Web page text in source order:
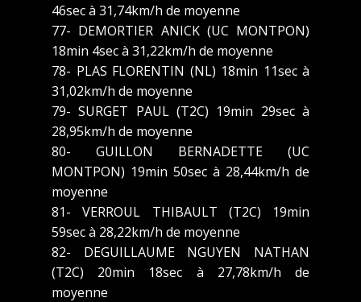
46sec à 31,74km/h de moyenne
77- DEMORTIER ANICK (UC MONTPON)
18min 4sec à 31,22km/h de moyenne
78- PLAS FLORENTIN (NL) 18min 11sec à
31,02km/h de moyenne
79- SURGET PAUL (T2C) 19min 29sec à
28,95km/h de moyenne
80- GUILLON BERNADETTE (UC
MONTPON) 19min 50sec à 28,44km/h de
moyenne
81- VERROUL THIBAULT (T2C) 19min
59sec à 28,22km/h de moyenne
82- DEGUILLAUME NGUYEN NATHAN
(T2C) 20min 18sec à 27,78km/h de
moyenne